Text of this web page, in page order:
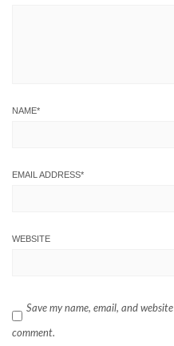
NAME*
EMAIL ADDRESS*
WEBSITE
Save my name, email, and
comment.